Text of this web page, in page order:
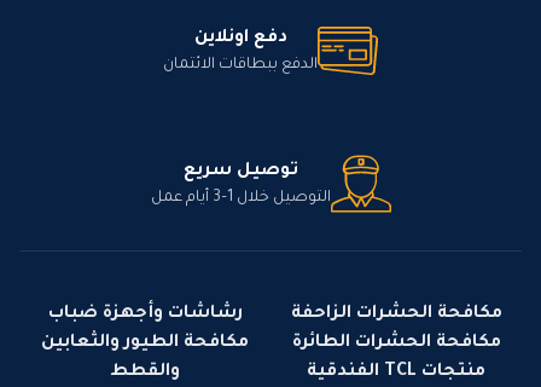
دفع اونلاين
الدفع ببطاقات الائتمان
توصيل سريع
التوصيل خلال 1–3 أيام عمل
مكافحة الحشرات الزاحفة
مكافحة الحشرات الطائرة
منتجات TCL الفندقية
رشاشات وأجهزة ضباب
مكافحة الطيور والثعابين
والقطط